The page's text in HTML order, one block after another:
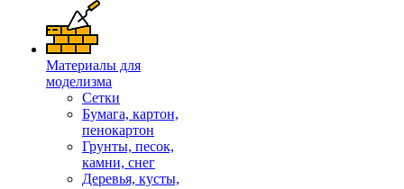
Материалы для
моделизма
Сетки
Бумага, картон,
пенокартон
Грунты, песок,
камни, снег
Деревья, кусты,